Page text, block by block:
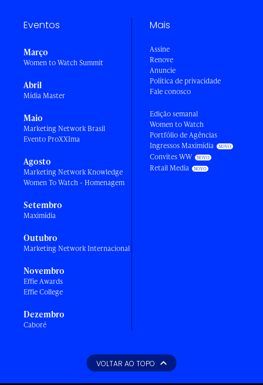
Eventos
Março
Women to Watch Summit
Abril
Mídia Master
Maio
Marketing Network Brasil
Evento ProXXIma
Agosto
Marketing Network Knowledge
Women To Watch - Homenagem
Setembro
Maximídia
Outubro
Marketing Network Internacional
Novembro
Effie Awards
Effie College
Dezembro
Caboré
Mais
Assine
Renove
Anuncie
Política de privacidade
Fale conosco
Edição semanal
Women to Watch
Portfólio de Agências
Ingressos Maximídia
Convites WW
Retail Media
VOLTAR AO TOPO